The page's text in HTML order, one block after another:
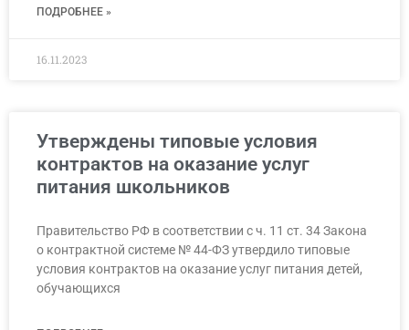
ПОДРОБНЕЕ »
16.11.2023
Утверждены типовые условия
контрактов на оказание услуг
питания школьников
Правительство РФ в соответствии с ч. 11 ст. 34 Закона
о контрактной системе № 44-ФЗ утвердило типовые
условия контрактов на оказание услуг питания детей,
обучающихся